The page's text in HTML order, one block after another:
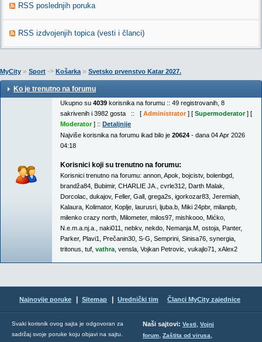
RSS poslednjih poruka
RSS izdvojenjih topica (vesti i članci)
MyCity » Sport -> Košarka» Svetsko prvenstvo Katar 2027.
Ko je trenutno na forumu
Ukupno su 4039 korisnika na forumu :: 49 registrovanih, 8
sakrivenih i 3982 gosta :: [ Administrator] [ Supermoderator] [
Moderator] :: Detaljnije
Najviše korisnika na forumu ikad bilo je 20624 - dana 04 Apr 2026
04:18
Korisnici koji su trenutno na forumu:
Korisnici trenutno na forumu: annon Apok bojcistv, bolenbgd
brandža84 Bubimir, CHARLIE JA. cvrle312 Darth Malak
Dorcolac dukajov, Feller, Gall grega2s igorkozar83 Jeremiah
Kalaura Kolimator, Koplje laurusri ljuba.b Miki 24pbr, milanpb
milenko crazy north Milometer, milos97 mishkooo Mićko
N.e.m.a.nj.a.
naki011 nebkv, nekdo Nemanja.M ostoja Panter,
Parker, Plavi1 Prečanin30 S-G Semprini Sinisa76 synergia
tritonus tuf vathra vensla Vojkan Petrovic vukajlo71 xAlex2
Najnovije poruke Sitemap Urednički tim Članci MyCity zajednice
Svaki korisnik ovog sajta je odgovoran za
sadržaj svoje poruke koju objavi na sajtu.
Naši sajtovi: Vesti, Vojni
forum, Zaštita od virusa,